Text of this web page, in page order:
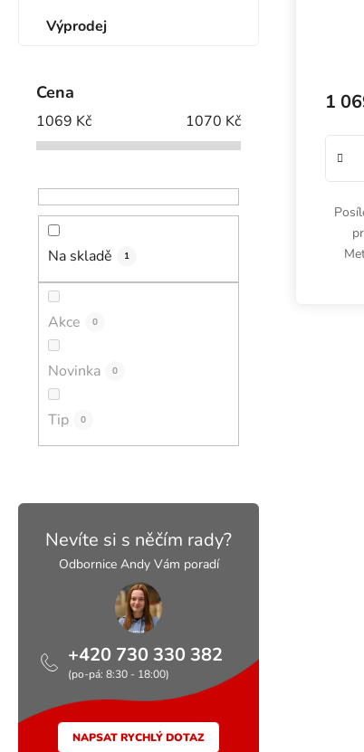
Výprodej
Cena
1069 Kč 1070 Kč
Na skladě 1
Akce 0
Novinka 0
Tip 0
Nevíte si s něčím rady?
Odbornice Andy Vám poradí
+420 730 330 382
(po-pá: 8:30 - 18:00)
NAPSAT RYCHLÝ DOTAZ
1